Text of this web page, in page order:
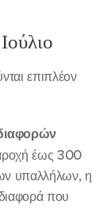
επιπλέον
έως 300
υπαλλήλων, η
που